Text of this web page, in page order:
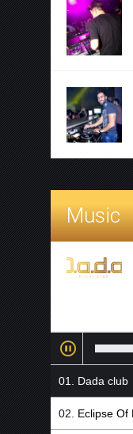
Music
Dada club
Eclipse Of